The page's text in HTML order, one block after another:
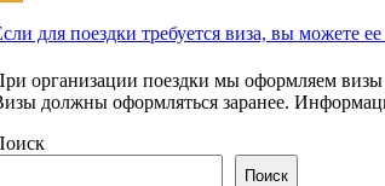
для поездки требуется виза, вы можете
организации поездки мы оформляем визы
должны оформляться заранее.
Поиск